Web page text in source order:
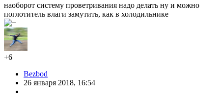
наоборот систему проветривания надо делать ну и можно
поглотитель влаги замутить, как в холодильнике
+6
Bezbod
26 января 2018, 16:54